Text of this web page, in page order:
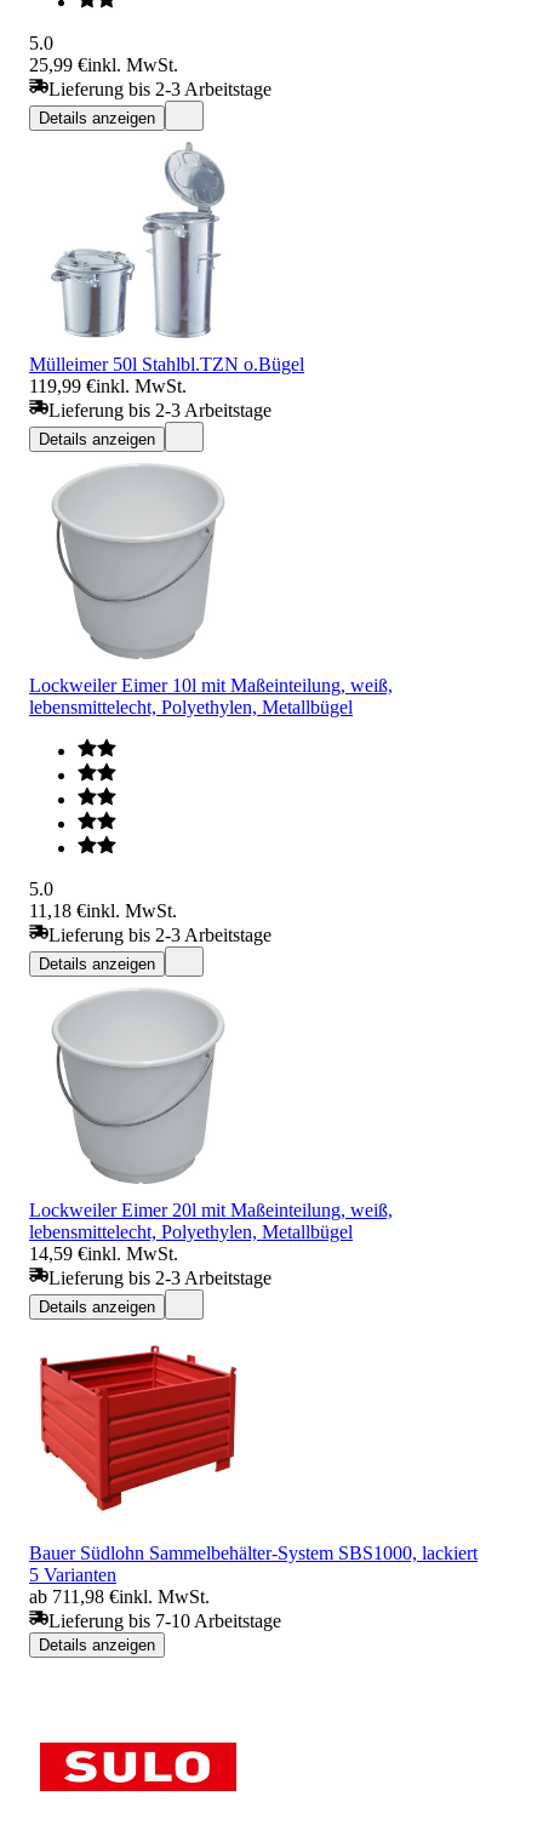
5.0
25,99 €inkl. MwSt.
Lieferung bis 2-3 Arbeitstage
Details anzeigen
Mülleimer 50l Stahlbl.TZN o.Bügel
119,99 €inkl. MwSt.
Lieferung bis 2-3 Arbeitstage
Details anzeigen
Lockweiler Eimer 10l mit Maßeinteilung, weiß,
lebensmittelecht, Polyethylen, Metallbügel
5.0
11,18 €inkl. MwSt.
Lieferung bis 2-3 Arbeitstage
Details anzeigen
Lockweiler Eimer 20l mit Maßeinteilung, weiß,
lebensmittelecht, Polyethylen, Metallbügel
14,59 €inkl. MwSt.
Lieferung bis 2-3 Arbeitstage
Details anzeigen
Bauer Südlohn Sammelbehälter-System SBS1000, lackiert
5 Varianten
ab 711,98 €inkl. MwSt.
Lieferung bis 7-10 Arbeitstage
Details anzeigen